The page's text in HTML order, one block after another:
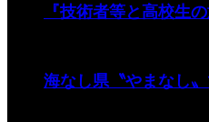
『技術者等と高校生
海なし県〝やまなし〟